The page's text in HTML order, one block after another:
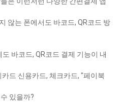
않는 폰에서도 바코드, QR코드 방
바코드, QR코드 결제 기능이 내
드 신용카드, 체크카드, "페이북
있을까?